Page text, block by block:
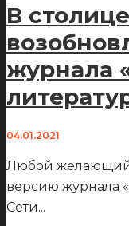
В
журнала
04.01.2021
Любой желающий
версию журнала
Сети...